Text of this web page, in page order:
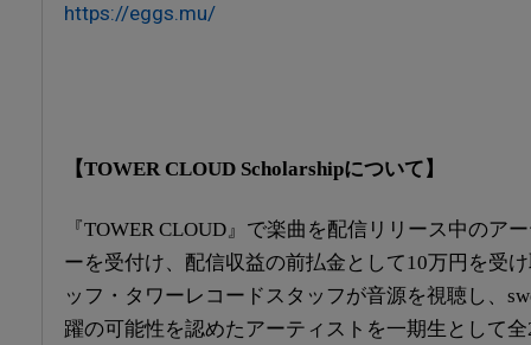
https://eggs.mu/
【TOWER CLOUD Scholarshipについて】
『TOWER CLOUD』で楽曲を配信リリース中のア
ーを受付け、配信収益の前払金として10万円を受
ッフ・タワーレコードスタッフが音源を視聴し、
躍の可能性を認めたアーティストを一期生として